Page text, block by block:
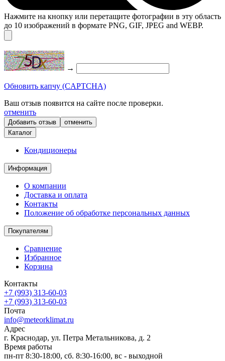
Нажмите на кнопку или перетащите фотографии в эту область
до 10 изображений в формате PNG, GIF, JPEG and WEBP.
→
Обновить капчу (CAPTCHA)
Ваш отзыв появится на сайте после проверки.
отменить
отменить
Каталог
Кондиционеры
Информация
О компании
Доставка и оплата
Контакты
Положение об обработке персональных данных
Покупателям
Сравнение
Избранное
Корзина
Контакты
+7 (993) 313-60-03
+7 (993) 313-60-03
Почта
info@meteorklimat.ru
Адрес
г. Краснодар, ул. Петра Метальникова, д. 2
Время работы
пн-пт 8:30-18:00, сб. 8:30-16:00, вс - выходной